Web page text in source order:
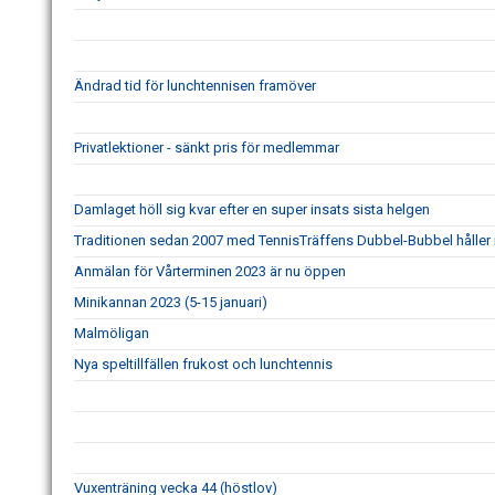
Ändrad tid för lunchtennisen framöver
Privatlektioner - sänkt pris för medlemmar
Damlaget höll sig kvar efter en super insats sista helgen
Traditionen sedan 2007 med TennisTräffens Dubbel-Bubbel håller
Anmälan för Vårterminen 2023 är nu öppen
Minikannan 2023 (5-15 januari)
Malmöligan
Nya speltillfällen frukost och lunchtennis
Vuxenträning vecka 44 (höstlov)